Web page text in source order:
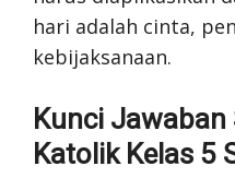
hari adalah cinta,
kebijaksanaan.
Kunci Jawaban
Katolik Kelas 5